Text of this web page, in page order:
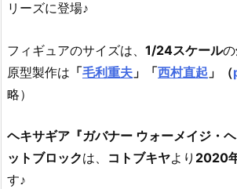
リーズに登場♪
フィギュアのサイズは、 1/24スケールの
原型製作は 「毛利重夫 」「西村直起 」（
略）
ヘキサギア『ガバナー ウォーメイジ・
ットブロックは、 コトブキヤより 2020
す♪